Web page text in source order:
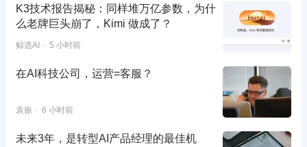
K3技术报告揭秘：同样堆万亿参数，为什
么老牌巨头崩了，Kimi 做成了？
鲸选AI 5 小时前
在AI科技公司，运营=客服？
袁振 6 小时前
未来3年，是转型AI产品经理的最佳机